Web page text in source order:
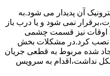
آن پدیدار می شود.به
نمی شود و یا درب باز
اوقات نیز قسمت چشمی
نصب کرد.در مشکلات بخش
ایجاد شده مربوط به قطعی جریان
نداشت،اقدام به سرویس